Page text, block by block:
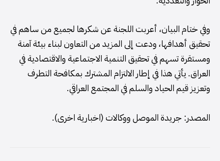
وفي ختام البيان، أعربت اللجنة عن شكرها لجميع من ساهم في
تحقيق أهدافها، ودعت إلى المزيد من التعاون لبناء بيئة آمنة
ومستقرة تسهم في تحقيق التنمية الاجتماعية والاقتصادية في
العراق. يأتي هذا في إطار الالتزام المشترك بمكافحة التطرف
وتعزيز قيم الحياد والسلم في المجتمع العراقي.
المصدر: جريدة الموصل ووكالات (اخبارية اخرى).